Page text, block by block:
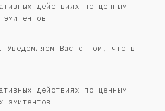
действиях по ценным
Уведомляем Вас о том, что в
действиях по ценным
эмитентов